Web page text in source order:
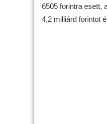
6505 forintra esett,
4,2 milliárd forintot